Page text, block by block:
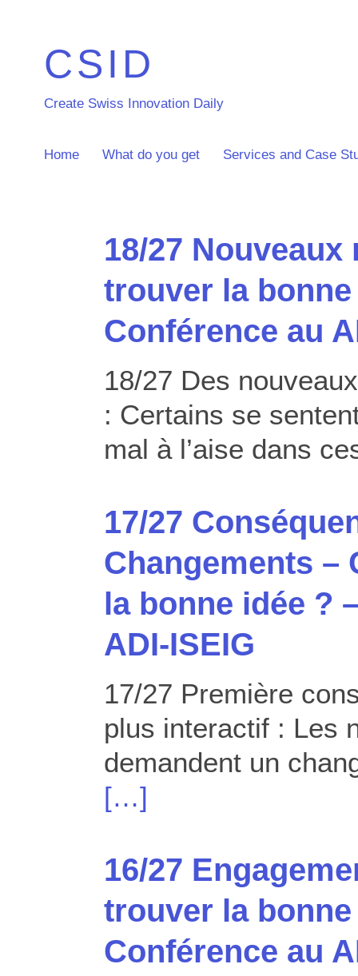
CSID
Create Swiss Innovation Daily
Home What do you get Services and Case
18/27
trouver la bonne
Conférence au
18/27 Des
: Certains se
mal à l’aise dans
17/27
Changements –
la bonne idée ?
ADI-ISEIG
17/27 Première
plus interactif : Les
demandent un
[…]
16/27
trouver la bonne
Conférence au